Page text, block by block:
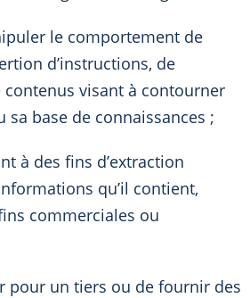
le comportement de
d’instructions, de
visant à contourner
sa base de connaissances ;
à des fins d’extraction
qu’il contient,
commerciales ou
pour un tiers ou de fournir des